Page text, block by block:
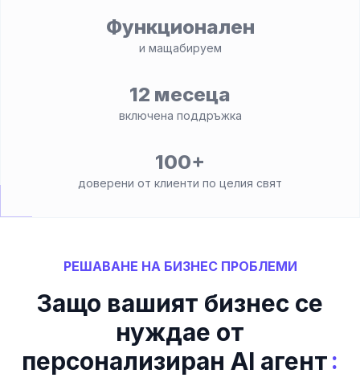
Функционален
и мащабируем
12 месеца
включена поддръжка
100+
доверени от клиенти по целия свят
РЕШАВАНЕ НА БИЗНЕС ПРОБЛЕМИ
Защо вашият бизнес се
нуждае от
персонализиран AI агент: